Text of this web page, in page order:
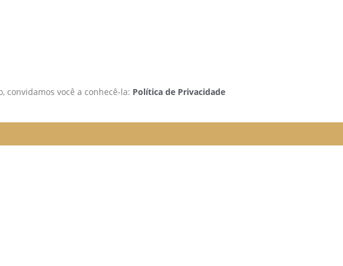
convidamos você a conhecê-la: Política de Privacidade